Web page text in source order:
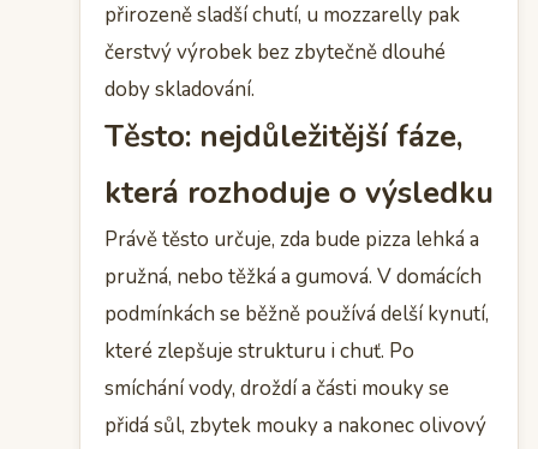
přirozeně sladší chutí, u mozzarelly pak
čerstvý výrobek bez zbytečně dlouhé
doby skladování.
Těsto: nejdůležitější fáze,
která rozhoduje o výsledku
Právě těsto určuje, zda bude pizza lehká a
pružná, nebo těžká a gumová. V domácích
podmínkách se běžně používá delší kynutí,
které zlepšuje strukturu i chuť. Po
smíchání vody, droždí a části mouky se
přidá sůl, zbytek mouky a nakonec olivový